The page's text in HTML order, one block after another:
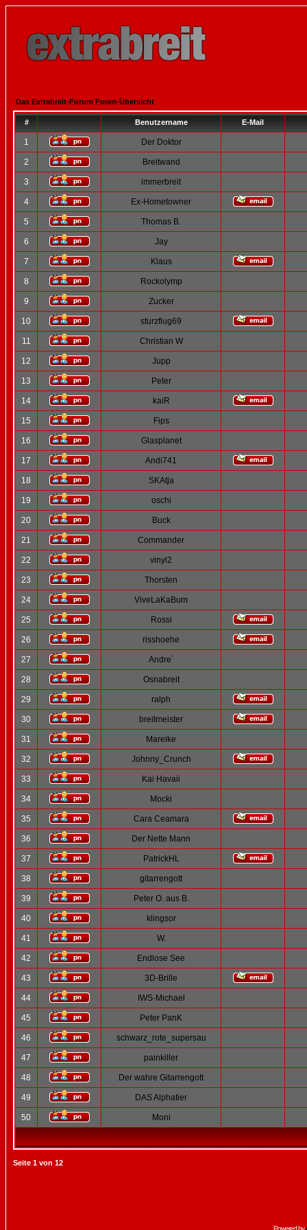
Das Extrabreit-Forum Foren-Übersicht
# Benutzername E-Mail
1 Der Doktor
2 Breitwand
3 immerbreit
4 Ex-Hometowner
5 Thomas B.
6 Jay
7 Klaus
8 Rockolymp
9 Zucker
10 sturzflug69
11 Christian W
12 Jupp
13 Peter
14 kaiR
15 Fips
16 Glasplanet
17 Andi741
18 SKAtja
19 oschi
20 Buck
21 Commander
22 vinyl2
23 Thorsten
24 ViveLaKaBum
25 Rossi
26 risshoehe
27 Andre´
28 Osnabreit
29 ralph
30 breitmeister
31 Mareike
32 Johnny_Crunch
33 Kai Havaii
34 Mocki
35 Cara Ceamara
36 Der Nette Mann
37 PatrickHL
38 gitarrengott
39 Peter O. aus B.
40 klingsor
41 W.
42 Endlose See
43 3D-Brille
44 IWS-Michael
45 Peter PanK
46 schwarz_rote_supersau
47 painkiller
48 Der wahre Gitarrengott
49 DAS Alphatier
50 Moni
Seite 1 von 12
Powered by